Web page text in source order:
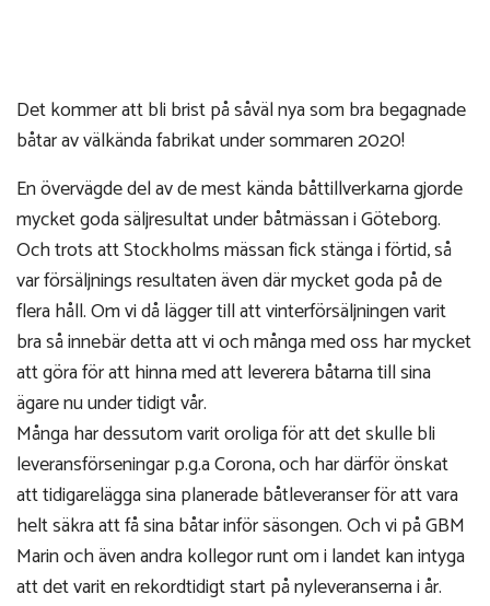
Det kommer att bli brist på såväl nya som bra begagnade
båtar av välkända fabrikat under sommaren 2020!
En övervägde del av de mest kända båttillverkarna gjorde
mycket goda säljresultat under båtmässan i Göteborg.
Och trots att Stockholms mässan fick stänga i förtid, så
var försäljnings resultaten även där mycket goda på de
flera håll. Om vi då lägger till att vinterförsäljningen varit
bra så innebär detta att vi och många med oss har mycket
att göra för att hinna med att leverera båtarna till sina
ägare nu under tidigt vår.
Många har dessutom varit oroliga för att det skulle bli
leveransförseningar p.g.a Corona, och har därför önskat
att tidigarelägga sina planerade båtleveranser för att vara
helt säkra att få sina båtar inför säsongen. Och vi på GBM
Marin och även andra kollegor runt om i landet kan intyga
att det varit en rekordtidigt start på nyleveranserna i år.